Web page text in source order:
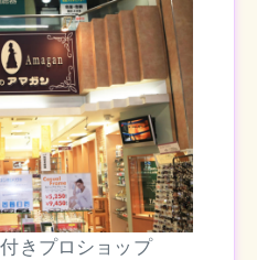
きプロショップ